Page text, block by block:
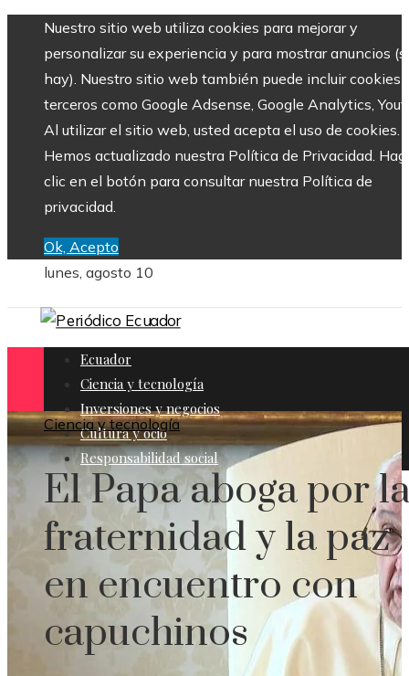
Nuestro sitio web utiliza cookies para mejorar y
personalizar su experiencia y para mostrar anuncios
hay). Nuestro sitio web también puede incluir cookies
terceros como Google Adsense, Google Analytics,
Al utilizar el sitio web, usted acepta el uso de cookies.
Hemos actualizado nuestra Política de Privacidad.
clic en el botón para consultar nuestra Política de
privacidad.
Ok, Acepto
lunes, agosto 10
Ecuador
Ciencia y tecnología
Inversiones y negocios
Cultura y ocio
Responsabilidad social
Ciencia y tecnología
El Papa aboga por
fraternidad y la paz
en encuentro con
capuchinos